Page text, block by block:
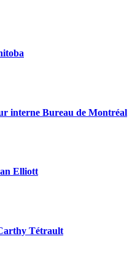
interne Bureau de Montréal
Elliott
Tétrault